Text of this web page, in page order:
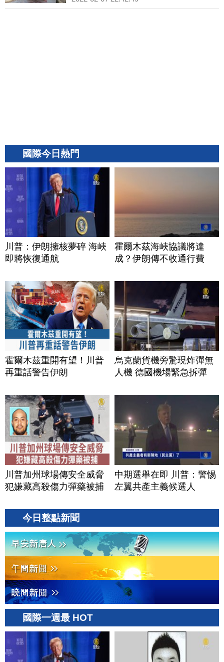
國際今日熱門
川普：伊朗擁核夢碎 海峽
即將恢復通航
霍爾木茲海峽協議將達
成？伊朗傳不收通行費
霍爾木茲重開有望！川普
再重話警告伊朗
烏克蘭貨機旁驚現炸彈無
人機 德國機場緊急拆彈
川普加州球場傳安全威脅
犯嫌藏高殺傷力彈藥被捕
中期選舉在即 川普：警惕
左翼共產主義候選人
今日整點新聞
國際一週最 HOT